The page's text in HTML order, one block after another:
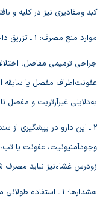
كبد ومقاديري‌ نيز در كليه‌ و
موارد منع‌ مصرف‌: 1 ـ تزريق‌ داخل‌ مفصلي‌اين‌ دارو در مواردي‌ مثل‌:
جراحي‌ ترميمي‌ مفاصل‌،
عفونت‌اطراف‌ مفصل‌ يا سابقه‌
به‌دلايلي‌ غيرآرتريت‌ و مفصل‌
2 ـ اين‌ دارو در پيشگيري‌ از
وجودآمنيونيت‌، عفونت‌ يا
زودرس‌ غشاءنيز نبايد مصرف‌
هشدارها: 1 ـ